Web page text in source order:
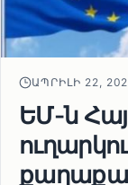
ԱՊՐԻԼԻ 22,
ԵՄ-ն